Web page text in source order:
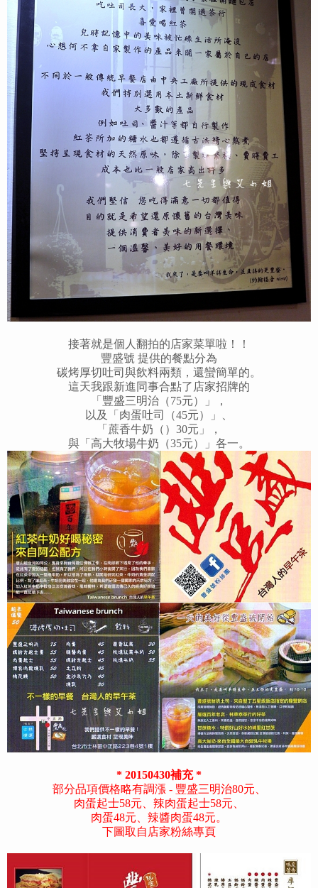
接著就是個人翻拍的店家菜單啦！！
豐盛號 提供的餐點分為
碳烤厚切吐司與飲料兩類，還蠻簡單的。
這天我跟新進同事合點了店家招牌的
「豐盛三明治（75元）」，
以及「肉蛋吐司（45元）」、
「蔗香牛奶（）30元」，
與「高大牧場牛奶（35元）」各一。
* 20150430補充 *
部分品項價格略有調漲 - 豐盛三明治80元、
肉蛋起士58元、辣肉蛋起士58元、
肉蛋48元、辣醬肉蛋48元。
下圖取自店家粉絲專頁